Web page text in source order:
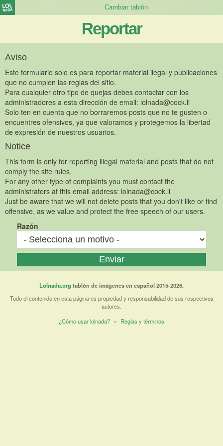
Reportar
Aviso
Este formulario solo es para reportar material ilegal y publicaciones
que no cumplen las reglas del sitio.
Para cualquier otro tipo de quejas debes contactar con los
administradores a esta dirección de email: lolnada@cock.li
Solo ten en cuenta que no borraremos posts que no te gusten o
encuentres ofensivos, ya que valoramos y protegemos la libertad
de expresión de nuestros usuarios.
Notice
This form is only for reporting illegal material and posts that do not
comply the site rules.
For any other type of complaints you must contact the
administrators at this email address: lolnada@cock.li
Just be aware that we will not delete posts that you don't like or find
offensive, as we value and protect the free speech of our users.
Razón
Lolnada.org tablón de imágenes en español 2015-2026.
Todo el contenido en esta página es propiedad y responsabilidad de sus respectivos
autores.
¿Cómo usar lolnada? ~ Reglas y términos